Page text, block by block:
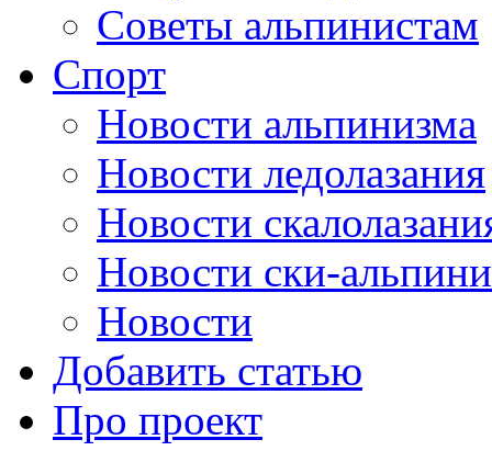
Советы альпинистам
Спорт
Новости альпинизма
Новости ледолазания
Новости
Новости ски-
Новости
Добавить статью
Про проект